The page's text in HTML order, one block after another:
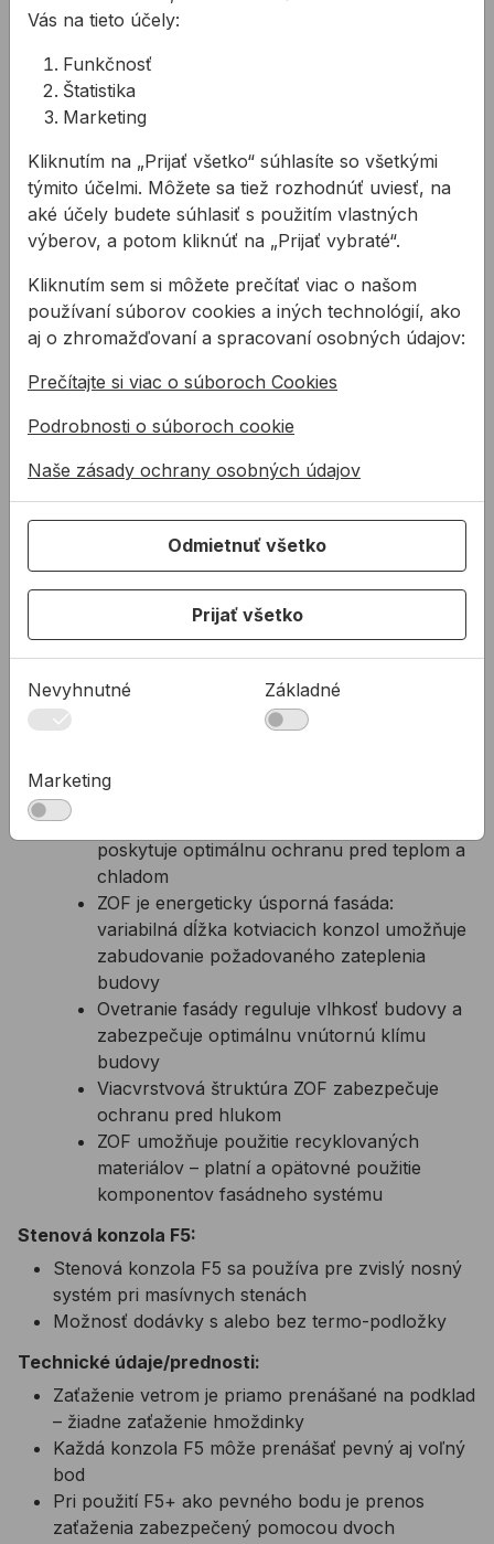
Konzola ALLFACE F5+ stenová 220m
Kód:
TD81F5220
Konzola ALLFACE F5+ stenová 240m
Kód:
TD81F5240
Konzola ALLFACE F5+ stenová 260m
m
Kód: TD81F5260
28,87 €
Konzola ALLFACE F5+ stenová 280m
m
Kód:
TD81F5280
30,52 €
Konzola ALLFACE F5+ stenová 300m
m
Kód: TD81F5300
32,16 €
Izolátor ALLFACE F5+
4,32 €
Popis
Zavesená odvetraná fasáda:
Zavesená odvetraná fasáda (ZOF) sa používa pri
vonkajších stenách budov
Pri ZOF sú fasádne dosky ukotvené pomocou
kotviaceho systému v určitej vzdialenosti od
vonkajšej steny budovy
Popri mnohých architektonických výrazoch
systém poskytuje aj mnohé ekologické a
ekonomické výhody:
uchováva vonkajšiu stenu dlhodobo suchú
poskytuje optimálnu ochranu pred teplom a
chladom
ZOF je energeticky úsporná fasáda:
variabilná dĺžka kotviacich konzol umožňuje
zabudovanie požadovaného zateplenia
budovy
Ovetranie fasády reguluje vlhkosť budovy a
zabezpečuje optimálnu vnútornú klímu
budovy
Viacvrstvová štruktúra ZOF zabezpečuje
ochranu pred hlukom
ZOF umožňuje použitie recyklovaných
materiálov – platní a opätovné použitie
komponentov fasádneho systému
Stenová konzola F5:
Stenová konzola F5 sa používa pre zvislý nosný
systém pri masívnych stenách
Možnosť dodávky s alebo bez termo-podložky
Technické údaje/prednosti:
Zaťaženie vetrom je priamo prenášané na podklad
– žiadne zaťaženie hmoždinky
Každá konzola F5 môže prenášať pevný aj voľný
bod
Pri použití F5+ ako pevného bodu je prenos
zaťaženia zabezpečený pomocou dvoch
Vás na tieto účely:
Funkčnosť
Štatistika
Marketing
Kliknutím na „Prijať všetko“ súhlasíte so všetkými
týmito účelmi. Môžete sa tiež rozhodnúť uviesť, na
aké účely budete súhlasiť s použitím vlastných
výberov, a potom kliknúť na „Prijať vybraté“.
Kliknutím sem si môžete prečítať viac o našom
používaní súborov cookies a iných technológií, ako
aj o zhromažďovaní a spracovaní osobných údajov:
Prečítajte si viac o súboroch Cookies
Podrobnosti o súboroch cookie
Naše zásady ochrany osobných údajov
Odmietnuť všetko
Prijať všetko
Nevyhnutné Základné
Marketing